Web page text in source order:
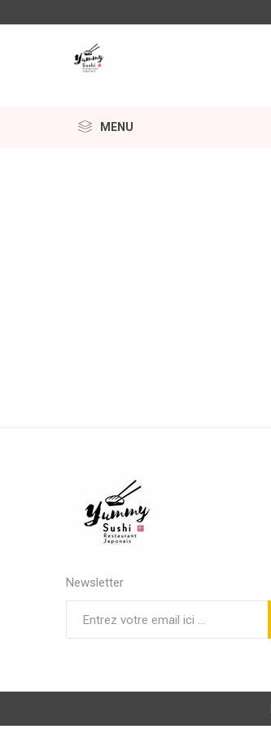
MENU
Newsletter